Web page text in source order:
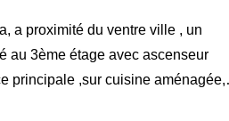
a proximité du ventre ville , un
au 3ème étage avec ascenseur
et une cave en sous-sol. et un